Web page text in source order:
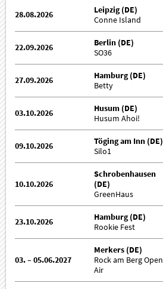
28.08.2026
Leipzig (DE)
Conne Island
22.09.2026
Berlin (DE)
SO36
27.09.2026
Hamburg (DE)
Betty
03.10.2026
Husum (DE)
Husum Ahoi!
09.10.2026
Töging am Inn (DE)
Silo1
10.10.2026
Schrobenhausen
(DE)
GreenHaus
23.10.2026
Hamburg (DE)
Rookie Fest
03. – 05.06.2027
Merkers (DE)
Rock am Berg Open
Air